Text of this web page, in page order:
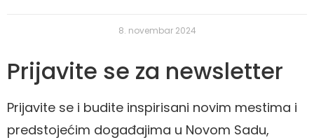
8. novembar 2024
Prijavite se za newsletter
Prijavite se i budite inspirisani novim mestima i
predstojećim događajima u Novom Sadu,